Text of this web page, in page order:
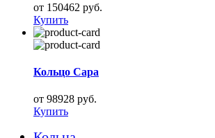
от 150462 руб.
Купить
Кольцо Сара
от 98928 руб.
Купить